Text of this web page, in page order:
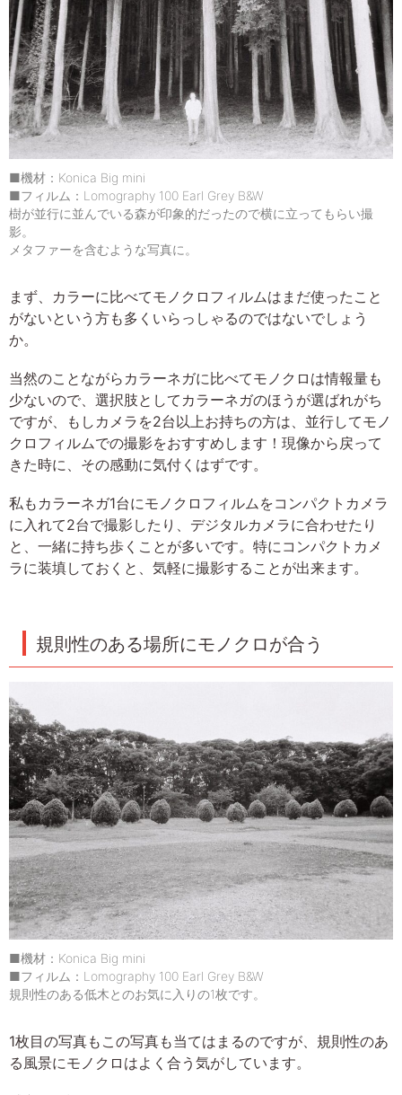
■機材：Konica Big mini
■フィルム：Lomography 100 Earl Grey B&W
樹が並行に並んでいる森が印象的だったので横に立ってもらい撮
影。
メタファーを含むような写真に。
まず、カラーに比べてモノクロフィルムはまだ使ったこと
がないという方も多くいらっしゃるのではないでしょう
か。
当然のことながらカラーネガに比べてモノクロは情報量も
少ないので、選択肢としてカラーネガのほうが選ばれがち
ですが、もしカメラを2台以上お持ちの方は、並行してモノ
クロフィルムでの撮影をおすすめします！現像から戻って
きた時に、その感動に気付くはずです。
私もカラーネガ1台にモノクロフィルムをコンパクトカメラ
に入れて2台で撮影したり、デジタルカメラに合わせたり
と、一緒に持ち歩くことが多いです。特にコンパクトカメ
ラに装填しておくと、気軽に撮影することが出来ます。
規則性のある場所にモノクロが合う
■機材：Konica Big mini
■フィルム：Lomography 100 Earl Grey B&W
規則性のある低木とのお気に入りの1枚です。
1枚目の写真もこの写真も当てはまるのですが、規則性のあ
る風景にモノクロはよく合う気がしています。